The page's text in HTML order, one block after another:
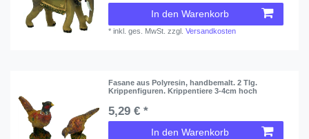
In den Warenkorb
*inkl. ges. MwSt. zzgl.Versandkosten
Fasane aus Polyresin, handbemalt. 2 Tlg.
Krippenfiguren. Krippentiere 3-4cm hoch
5,29 € *
In den Warenkorb